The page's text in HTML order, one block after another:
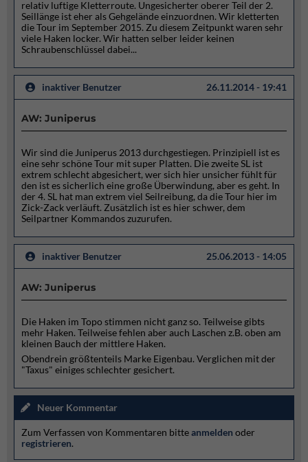
relativ luftige Kletterroute. Ungesicherter oberer Teil der 2.
Seillänge ist eher als Gehgelände einzuordnen. Wir kletterten
die Tour im September 2015. Zu diesem Zeitpunkt waren sehr
viele Haken locker. Wir hatten selber leider keinen
Schraubenschlüssel dabei...
inaktiver Benutzer 26.11.2014 - 19:41
AW: Juniperus
Wir sind die Juniperus 2013 durchgestiegen. Prinzipiell ist es
eine sehr schöne Tour mit super Platten. Die zweite SL ist
extrem schlecht abgesichert, wer sich hier unsicher fühlt für
den ist es sicherlich eine große Überwindung, aber es geht. In
der 4. SL hat man extrem viel Seilreibung, da die Tour hier im
Zick-Zack verläuft. Zusätzlich ist es hier schwer, dem
Seilpartner Kommandos zuzurufen.
inaktiver Benutzer 25.06.2013 - 14:05
AW: Juniperus
Die Haken im Topo stimmen nicht ganz so. Teilweise gibts
mehr Haken. Teilweise fehlen aber auch Laschen z.B. oben am
kleinen Bauch der mittlere Haken.
Obendrein größtenteils Marke Eigenbau. Verglichen mit der
"Taxus" einiges schlechter gesichert.
Neuer Kommentar
Zum Verfassen von Kommentaren bitteanmelden oder
registrieren.